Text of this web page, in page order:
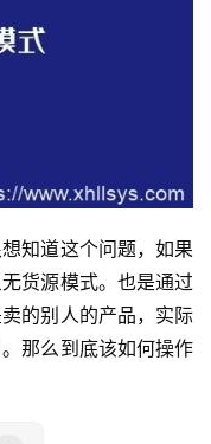
知道这个问题，如果
货源模式。也是通过
的别人的产品，实际
那么到底该如何操作